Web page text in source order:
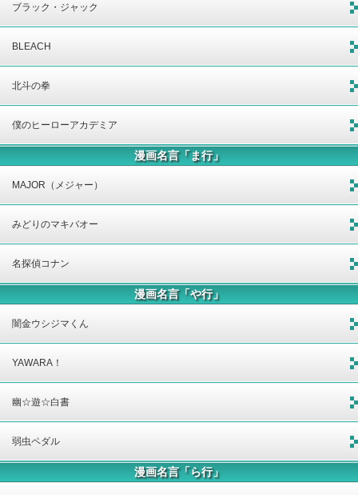
ブラック・ジャック
BLEACH
北斗の拳
僕のヒーローアカデミア
漫画名言「ま行」
MAJOR（メジャー）
みどりのマキバオー
名探偵コナン
漫画名言「や行」
闇金ウシジマくん
YAWARA！
幽☆遊☆白書
弱虫ペダル
漫画名言「ら行」